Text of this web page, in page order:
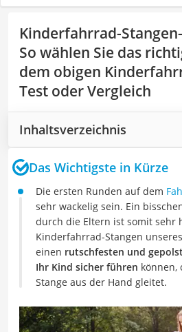
Kinderfahrrad-
So wählen Sie das
dem obigen
Test oder Vergleich
Inhaltsverzeichnis
Das Wichtigste in Kürze
Die ersten Runden auf dem
sehr wackelig sein. Ein
durch die Eltern ist somit sehr
Kinderfahrrad-Stangen
einen rutschfesten und
Ihr Kind sicher führen können,
Stange aus der Hand gleitet.